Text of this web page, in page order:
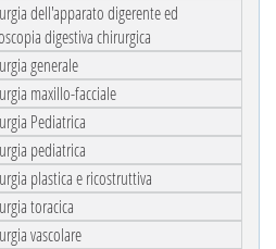
dell'apparato digerente ed
digestiva chirurgica
generale
maxillo-facciale
Pediatrica
pediatrica
plastica e ricostruttiva
toracica
vascolare